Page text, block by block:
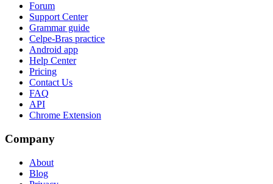
Forum
Support Center
Grammar guide
Celpe-Bras practice
Android app
Help Center
Pricing
Contact Us
FAQ
API
Chrome Extension
Company
About
Blog